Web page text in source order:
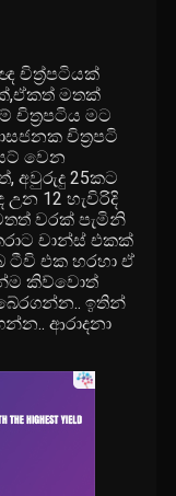
චිත්‍ර්පටියක්
මතක්
චිත්‍රපටිය මට
චිත්‍රපටි
වෙන
අවුරුදු 25කට
12 හැවිරිදි
වරක් පැමිනි
චාන්ස් එකක්
ටීවි එක හරහා ඒ
කිව්වොත්
ඉතින්
ආරාදනා